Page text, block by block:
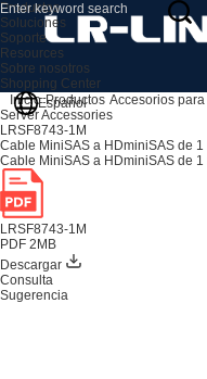
Productos
Soluciones
Soporte
Resources
Sobre nosotros
Shopping Center
Español
Inicio Productos Accesorios
Server Accessories
LRSF8743-1M
Cable MiniSAS a HDminiSAS de 1
Cable MiniSAS a HDminiSAS de 1
LRSF8743-1M
PDF 2MB
Descargar
Consulta
Sugerencia